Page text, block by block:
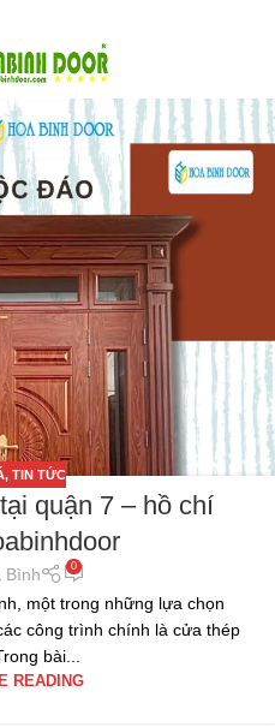
, TIN TỨC
quận 7 – hồ chí
Bình 0
một trong những lựa chọn
công trình chính là cửa thép
bài...
READING